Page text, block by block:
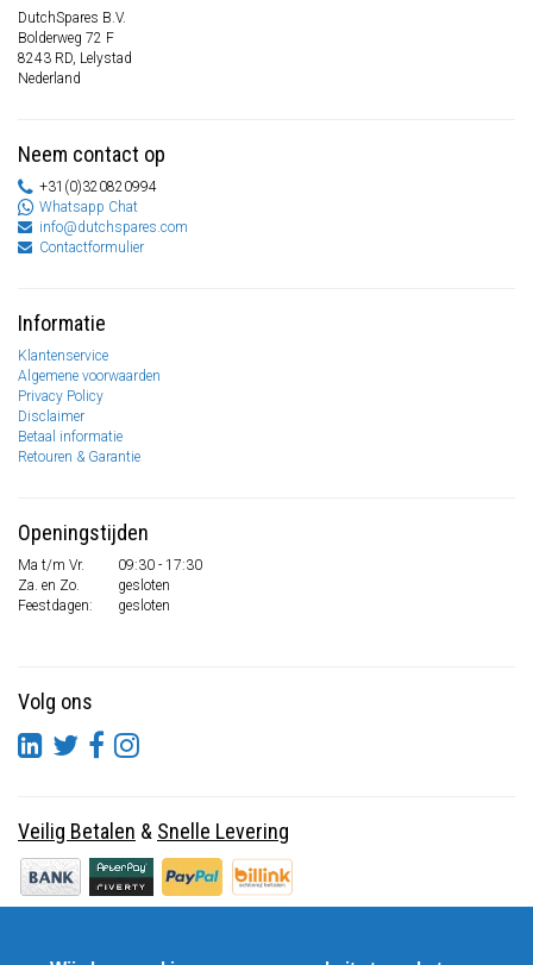
DutchSpares B.V.
Bolderweg 72 F
8243 RD, Lelystad
Nederland
Neem contact op
+31(0)320820994
Whatsapp Chat
info@dutchspares.com
Contactformulier
Informatie
Klantenservice
Algemene voorwaarden
Privacy Policy
Disclaimer
Betaal informatie
Retouren & Garantie
Openingstijden
Ma t/m Vr.
09:30 - 17:30
Za. en Zo.
gesloten
Feestdagen:
gesloten
Volg ons
Veilig Betalen & Snelle Levering